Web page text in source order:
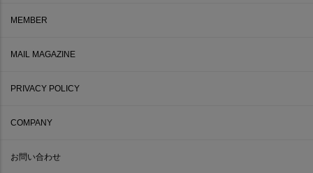
MEMBER
MAIL MAGAZINE
PRIVACY POLICY
COMPANY
お問い合わせ